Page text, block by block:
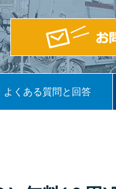
よくある質問と回答